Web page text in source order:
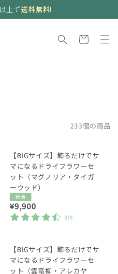
上で送料無料!
ー
233個の商品
【BIGサイズ】飾るだけでサ
マになるドライフラワーセ
ット（マグノリア・タイガ
ーウッド）
新着
通
常
¥9,900
3件
SALE
【BIGサイズ】飾るだけでサ
マになるドライフラワーセ
ット（雲竜柳・アレカヤ